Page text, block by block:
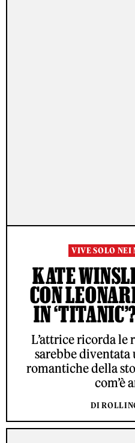
VIVE SOLO
KATE
CON
IN
L’attrice ricorda le
sarebbe diventata
romantiche della
com’è
DI